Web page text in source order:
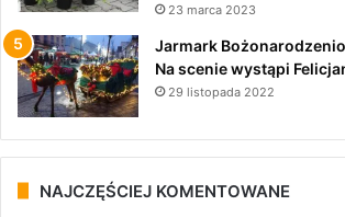
23 marca 2023
Jarmark
Na scenie wystąpi
29 listopada 2022
NAJCZĘŚCIEJ KOMENTOWANE